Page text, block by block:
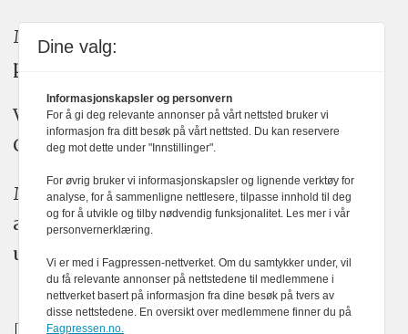
Medier24 arbeider etter Vær Varsom-
plakatens regler for god presseskikk.
Vi bruker KI-verktøy som ChatGPT,
Claude, og Gemini i journalistikken vår.
Medier24s redaksjon har alltid det fulle
ansvar for publisert innhold, med eller
uten bruk av kunstig intelligens.
Dine valg:
Informasjonskapsler og personvern
For å gi deg relevante annonser på vårt nettsted bruker vi
informasjon fra ditt besøk på vårt nettsted. Du kan reservere
deg mot dette under "Innstillinger".
For øvrig bruker vi informasjonskapsler og lignende verktøy for
analyse, for å sammenligne nettlesere, tilpasse innhold til deg
og for å utvikle og tilby nødvendig funksjonalitet. Les mer i vår
personvernerklæring.
Vi er med i Fagpressen-nettverket. Om du samtykker under, vil
du få relevante annonser på nettstedene til medlemmene i
nettverket basert på informasjon fra dine besøk på tvers av
disse nettstedene. En oversikt over medlemmene finner du på
Fagpressen.no.